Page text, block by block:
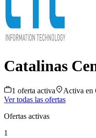
Catalinas
1 oferta activa Activa en
Ver todas las ofertas
Ofertas activas
1